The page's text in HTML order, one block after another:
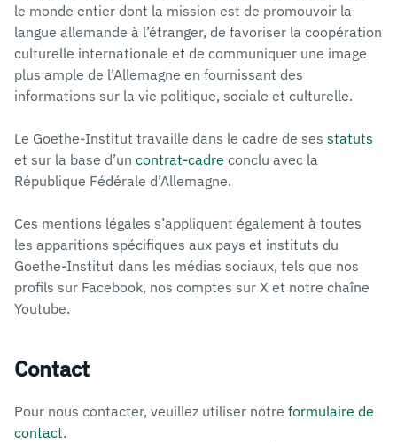
le monde entier dont la mission est de promouvoir la
langue allemande à l’étranger, de favoriser la coopération
culturelle internationale et de communiquer une image
plus ample de l’Allemagne en fournissant des
informations sur la vie politique, sociale et culturelle.
Le Goethe-Institut travaille dans le cadre de ses statuts
et sur la base d’un contrat-cadre conclu avec la
République Fédérale d’Allemagne.
Ces mentions légales s’appliquent également à toutes
les apparitions spécifiques aux pays et instituts du
Goethe-Institut dans les médias sociaux, tels que nos
profils sur Facebook, nos comptes sur X et notre chaîne
Youtube.
Contact
Pour nous contacter, veuillez utiliser notre formulaire de
contact.